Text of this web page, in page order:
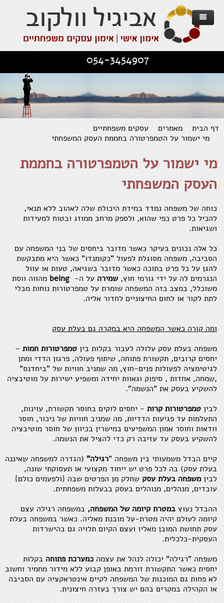
דף הבית מאמרים
עסקים משפחתיים
מי ישמור על הטמפרטורה בחממת העסק המשפחתי
מי ישמור על הטמפרטורה בחממת
העסק המשפחתי
כוחה של משפחה נמדד במידת היכולת שלה לאהוב ללא תנאי,
להכיל כל פרט כפי שהוא, ולספק מרחב ממוזג ובטוח למעידות
ושגיאות.
כל אלה נכונים בעיקר כאשר מדובר ביחסים של בני המשפחה עם
הסביבה, משפחה מסוגלת לפעול "כקומנדו" כאשר היא מתבקשת
להגן על כל פרט בתוכה כאשר מדובר בשגיאה, טעות או עוול
הנגרמים לה על ידי גורמי חוץ, שמירה על ה- being מהווה ווסת
משוכלל, במצב כזה המשפחה שומרת על טמפרטורות נוחות מבלי
לתת לקור או לחום החיצוניים לחדור אליה.
ומה קורה כאשר המשפחה היא במקרה גם בעלת עסק
משפחה בעלת עסק עלולה לעבור בקלות בין טמפרטורות חמות –
יחסים קרובים, תקשורת פתוחה, שיתוף פעולה, פרגון הדדי ומתן
לגיטימציה לפעולות פנים-חוץ, מה שמניב חוויות של "ביחדנס"
,שמחה, אחדות , סיפוק וגאוות יחידה ומשפיע ישירות על מוטיבציה
להשקיע בעסק את "הנשמה".
לבין טמפרטורות קרות - יחסים לוקים בחוסר תקשורת, עוינות,
התעלמות עד פגיעות הדדיות, מה שמניב חוויות של ניכור, חוסר
וודאות וחוסר אמון המשפיעים במישרין בכיוון של חוסר מוטיבציה
להשקיע בעסק עד עזיבה רק כדי להציל את הנשמה.
קיים הבדל משמעותי בין משפחה "רגילה" (הגדרה למשפחה שאיננה
בעלת עסק) בה לכל פרט יש ייחוד מקצועי או תעסוקתי שונה,
לבין משפחה בעלת עסק שחלק מן הפרטים שבה {ולפעמים כולם}
עובדים, מנהלים, מנוהלים בעסק בבעלות משפחתית.
ההבדל נעוץ במטרת קיומה של המשפחה, במשפחה רגילה עצם
קיומה לעולם יהיה מטרת-על מובנת מאליה. כאשר במשפחה בעלת
עסק תחושת המובן מאליו ועצם הקיום תלויה גם בהישרדות
העסקית-כלכלית.
משפחה "רגילה" יכולה לנהל את עצמה כמערכת פתוחה בקלות
יחסית כאשר התקשורת זורמת באופן קבוע ללא מידור מחמיר וחשוב
לא פחות גם המוכנות של המשפחה לקיים אינטראקציה עם הסביבה
או הקהילה במקרים בהם יש צורך בעזרה חיצונית.
אימון אישי - מוטיבציה להשגת מטרות
אימון אישי - קשרים יחסים וזוגיות
אימון להתפתחות אישית - שחרור מעכבות
אימון למודעות והערכה עצמית
אימון עסקים משפחתיים
Family Business Tree - הגישה
שירותים
עסקים וחברות
פרוייקט "מנהלים-מאומנים"
סדנא לניהול
עסקים משפחתיים
תחומים לאימון אישי
מאמרים כלליים
מספרים עליי
ממליצים וחוויות אישיות
יצירת קשר